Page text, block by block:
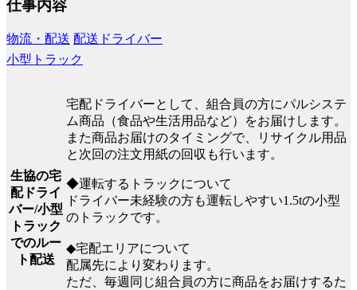
仕事内容
物流・配送 配送ドライバー
小型トラック
生協の宅
配ドライ
バー/小型
トラック
でのルー
ト配送
宅配ドライバーとして、組合員の方にパルシステ
ム商品（食品や生活用品など）をお届けします。
また商品お届けのタイミングで、リサイクル用品
と次回の注文用紙の回収も行います。
◆運転するトラックについて
ドライバー未経験の方も運転しやすい1.5tの小型
のトラックです。
◆宅配エリアについて
配属先により変わります。
ただ、毎週同じ組合員の方に商品をお届けするた